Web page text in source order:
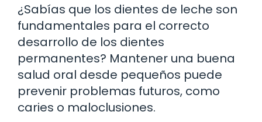
¿Sabías que los dientes de leche son
fundamentales para el correcto
desarrollo de los dientes
permanentes? Mantener una buena
salud oral desde pequeños puede
prevenir problemas futuros, como
caries o maloclusiones.